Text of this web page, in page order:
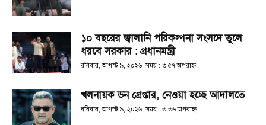
১০ বছরের জ্বালানি পরিকল্পনা সংসদে তুলে
ধরবে সরকার : প্রধানমন্ত্রী
রবিবার, আগস্ট ৯, ২০২৬; সময় : ৩:৫৭ অপরাহ্ণ
খলনায়ক ডন গ্রেপ্তার, নেওয়া হচ্ছে আদালতে
রবিবার, আগস্ট ৯, ২০২৬; সময় : ৩:৩৬ অপরাহ্ণ